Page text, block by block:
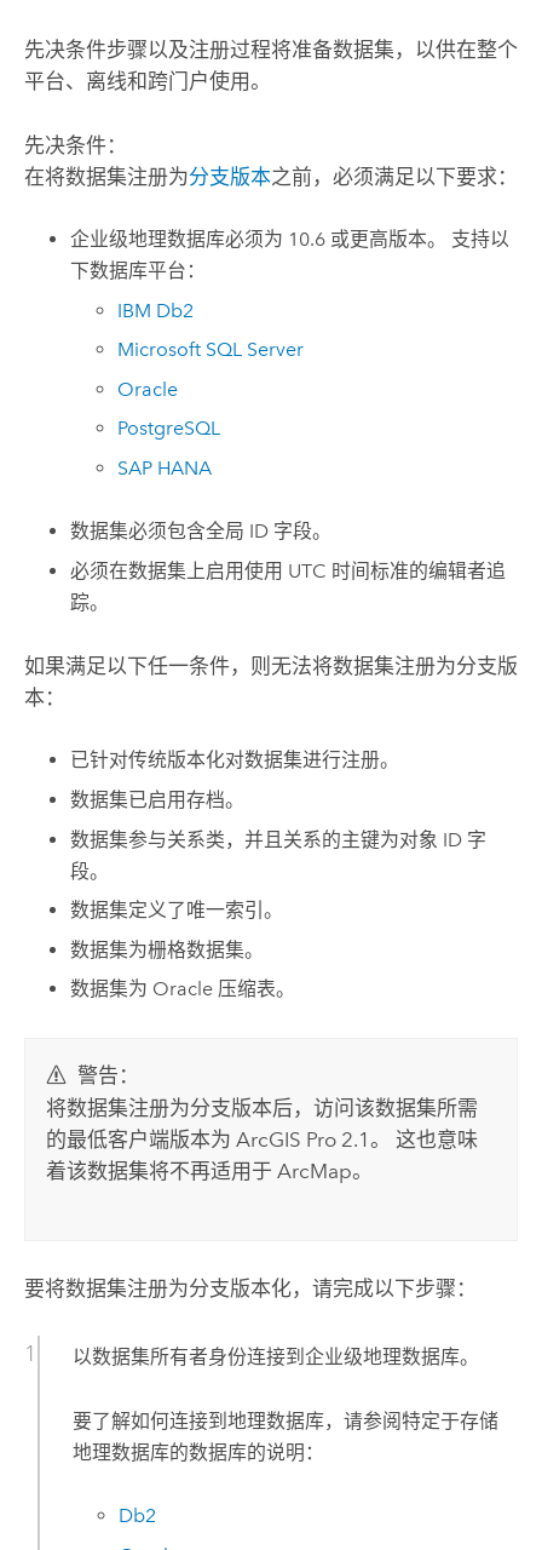
先决条件步骤以及注册过程将准备数据集，以供在整个
平台、离线和跨门户使用。
先决条件：
在将数据集注册为分支版本之前，必须满足以下要求：
企业级地理数据库必须为 10.6 或更高版本。 支持以
下数据库平台：
IBM Db2
Microsoft SQL Server
Oracle
PostgreSQL
SAP HANA
数据集必须包含全局 ID 字段。
必须在数据集上启用使用 UTC 时间标准的编辑者追
踪。
如果满足以下任一条件，则无法将数据集注册为分支版
本：
已针对传统版本化对数据集进行注册。
数据集已启用存档。
数据集参与关系类，并且关系的主键为对象 ID 字
段。
数据集定义了唯一索引。
数据集为栅格数据集。
数据集为 Oracle 压缩表。
警告：
将数据集注册为分支版本后，访问该数据集所需
的最低客户端版本为ArcGIS Pro 2.1。 这也意味
着该数据集将不再适用于ArcMap。
要将数据集注册为分支版本化，请完成以下步骤：
以数据集所有者身份连接到企业级地理数据库。
要了解如何连接到地理数据库，请参阅特定于存储
地理数据库的数据库的说明：
Db2